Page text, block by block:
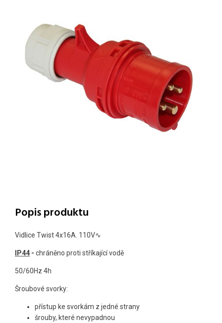
Popis produktu
Vidlice Twist 4x16A. 110V∿
IP44 - chráněno proti stříkající vodě
50/60Hz 4h
Šroubové svorky:
přístup ke svorkám z jedné strany
šrouby, které nevypadnou